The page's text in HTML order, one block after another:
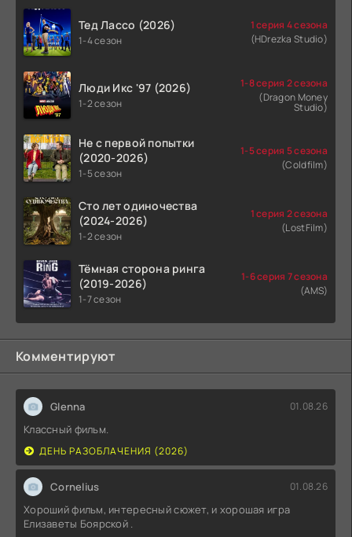
Тед Лассо (2026)
1-4 сезон
1 серия 4 сезона
(HDrezka Studio)
Люди Икс '97 (2026)
1-2 сезон
1-8 серия 2 сезона
(Dragon Money
Studio)
Не с первой попытки
(2020-2026)
1-5 сезон
1-5 серия 5 сезона
(Coldfilm)
Сто лет одиночества
(2024-2026)
1-2 сезон
1 серия 2 сезона
(LostFilm)
Тёмная сторона ринга
(2019-2026)
1-7 сезон
1-6 серия 7 сезона
(AMS)
Комментируют
Glenna 01.08.26
Классный фильм.
ДЕНЬ РАЗОБЛАЧЕНИЯ (2026)
Cornelius 01.08.26
Хороший фильм, интересный сюжет, и хорошая игра
Елизаветы Боярской .